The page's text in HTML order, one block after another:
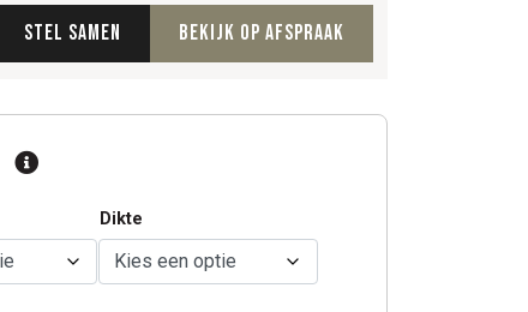
Stel samen Bekijk op afspraak
Dikte